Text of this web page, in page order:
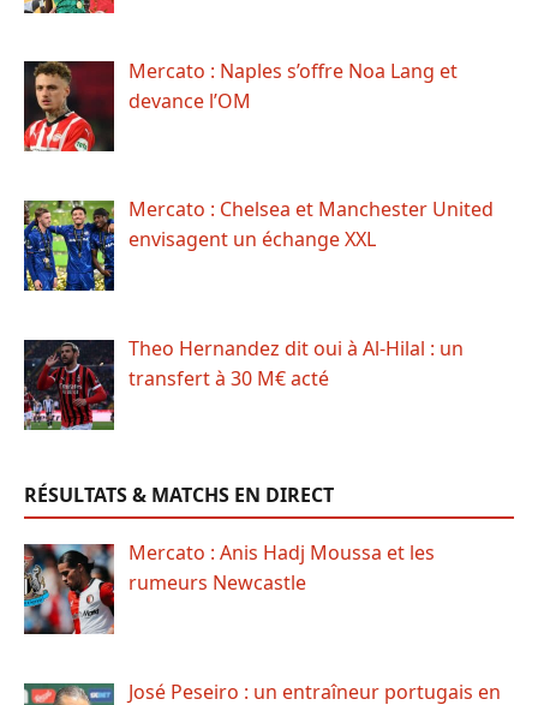
Mercato : Naples s’offre Noa Lang et
devance l’OM
Mercato : Chelsea et Manchester United
envisagent un échange XXL
Theo Hernandez dit oui à Al-Hilal : un
transfert à 30 M€ acté
RÉSULTATS & MATCHS EN DIRECT
Mercato : Anis Hadj Moussa et les
rumeurs Newcastle
José Peseiro : un entraîneur portugais en